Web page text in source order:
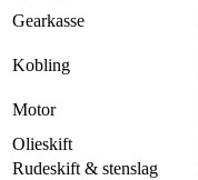
Gearkasse
Kobling
Motor
Olieskift
Rudeskift & stenslag